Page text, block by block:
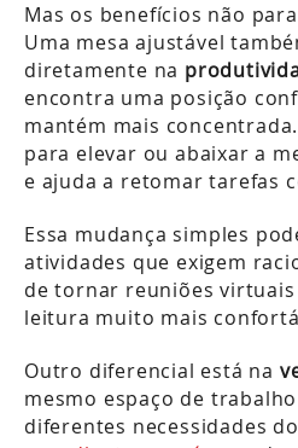
Mas os benefícios não
Uma mesa ajustável
diretamente na
encontra uma posição
mantém mais
para elevar ou abaixar a
e ajuda a retomar tarefas
Essa mudança simples
atividades que exigem
de tornar reuniões
leitura muito mais
Outro diferencial está na
mesmo espaço de
diferentes necessidades